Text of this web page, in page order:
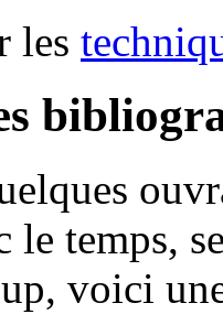
les
le temps,
voici